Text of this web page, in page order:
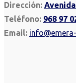
Dirección:
Teléfono: 968 97
Email: